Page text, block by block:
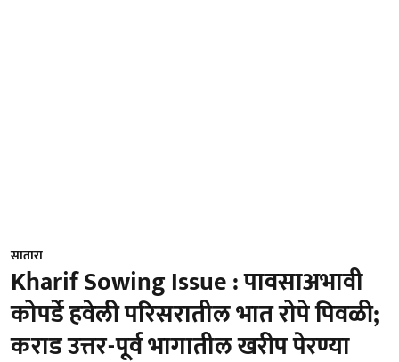
सातारा
Kharif Sowing Issue : पावसाअभावी
कोपर्डे हवेली परिसरातील भात रोपे पिवळी;
कराड उत्तर-पूर्व भागातील खरीप पेरण्या